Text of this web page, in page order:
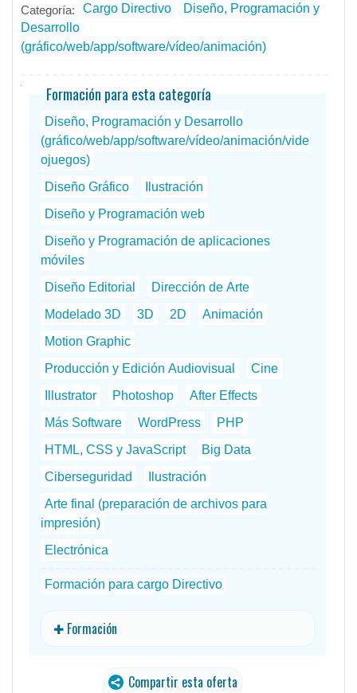
Categoría:
Cargo Directivo
Diseño, Programación y
Desarrollo
(gráfico/web/app/software/vídeo/animación)
Formación para esta categoría
Diseño, Programación y Desarrollo
(gráfico/web/app/software/vídeo/animación/vide
ojuegos)
Diseño Gráfico
Ilustración
Diseño y Programación web
Diseño y Programación de aplicaciones
móviles
Diseño Editorial
Dirección de Arte
Modelado 3D
3D 2D
Animación
Motion Graphic
Producción y Edición Audiovisual
Cine
Illustrator
Photoshop
After Effects
Más Software
WordPress
PHP
HTML, CSS y JavaScript
Big Data
Ciberseguridad
Ilustración
Arte final (preparación de archivos para
impresión)
Electrónica
Formación para cargo Directivo
✚ Formación
Compartir esta oferta